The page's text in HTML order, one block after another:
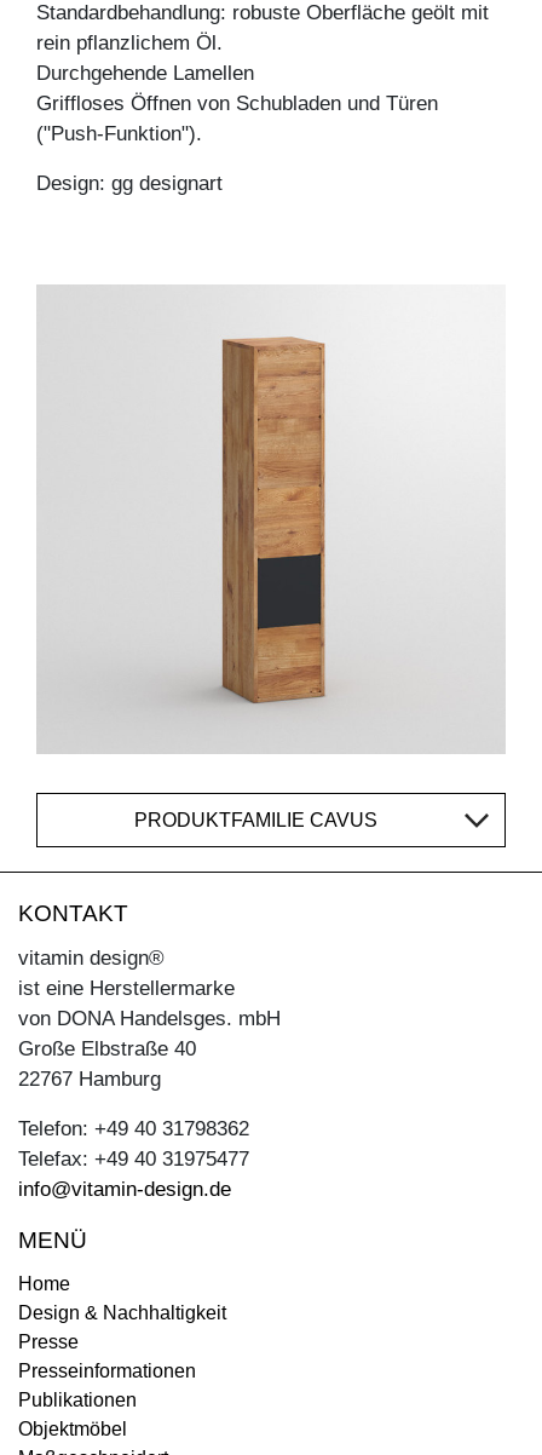
Standardbehandlung: robuste Oberfläche geölt mit
rein pflanzlichem Öl.
Durchgehende Lamellen
Griffloses Öffnen von Schubladen und Türen
("Push-Funktion").
Design: gg designart
PRODUKTFAMILIE CAVUS
KONTAKT
vitamin design®
ist eine Herstellermarke
von DONA Handelsges. mbH
Große Elbstraße 40
22767 Hamburg
Telefon: +49 40 31798362
Telefax: +49 40 31975477
info@vitamin-design.de
MENÜ
Home
Design & Nachhaltigkeit
Presse
Presseinformationen
Publikationen
Objektmöbel